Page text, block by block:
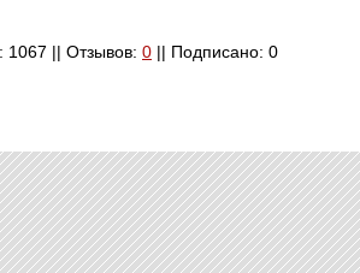
|| Отзывов: 0 || Подписано: 0